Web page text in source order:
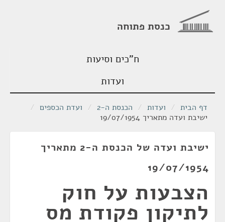
כנסת פתוחה
ח"כים וסיעות
ועדות
דף הבית / ועדות / הכנסת ה-2 / ועדת הכספים /
ישיבת ועדה מתאריך 19/07/1954
ישיבת ועדה של הכנסת ה-2 מתאריך
19/07/1954
הצבעות על חוק
לתיקון פקודת מס